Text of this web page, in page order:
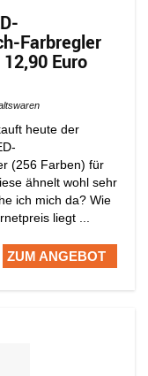
Farbregler
Euro
heute der
(256 Farben) für
ähnelt wohl sehr
ich mich da? Wie
liegt ...
ZUM ANGEBOT